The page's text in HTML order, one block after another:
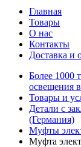
Главная
Товары
О нас
Контакты
Доставка и
Более 1000
освещения
Товары и
Детали с
(Германия)
Муфты
Муфта